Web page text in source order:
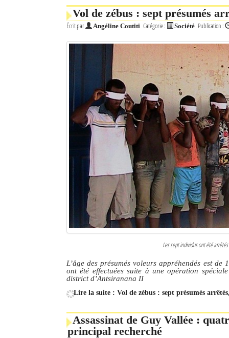
Identifiant oublié ?
Mot de passe oublié ?
Vol de zébus : sept présumés
Écrit par Angéline Coutiti Catégorie : Société Publication :
Les sept individus ont été
L’âge des présumés voleurs appréhendés est
ont été effectuées suite à une opération
district d’Antsiranana II
Lire la suite : Vol de zébus : sept présumés
Assassinat de Guy Vallée :
principal recherché